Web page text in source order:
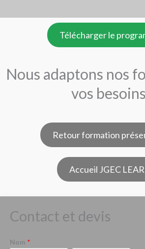
Télécharger le
Nous adaptons nos
vos
Retour formation
Accueil JGEC
Contact et devis
Nom *